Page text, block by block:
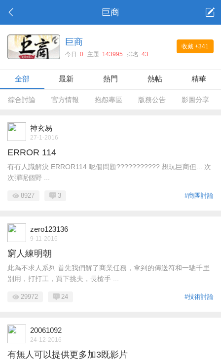
巨商
收藏 +341
巨商
今日:0 主題: 143995 排名:43
全部 最新 熱門 熱帖 精華
綜合討論 官方情報 抱怨專區 版務公告 影圖分享
神玄易
27-1-2016
ERROR 114
有冇人識解決 ERROR114 呢個問題??????????? 想玩巨商但... 次
次彈呢個野 ...
#商團討論
8927 3
zero123136
9-11-2016
窮人練明朝
此為不求人系列 首先我們解了商業任務，拿到的傳送符和一馳千里
別用，打打工，買下挑夫，長槍手 ...
#技術討論
29972 24
20061092
24-12-2016
有無人可以提供更多加3既影片